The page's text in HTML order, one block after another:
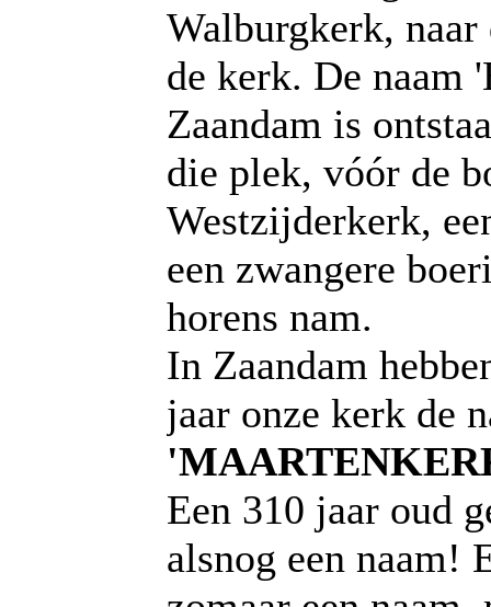
Walburgkerk,
de kerk. De naam
Zaandam is
die plek, vóór de
Westzijderkerk,
een zwangere
horens nam.
In Zaandam
jaar onze kerk de
Een 310 jaar oud
alsnog een naam!